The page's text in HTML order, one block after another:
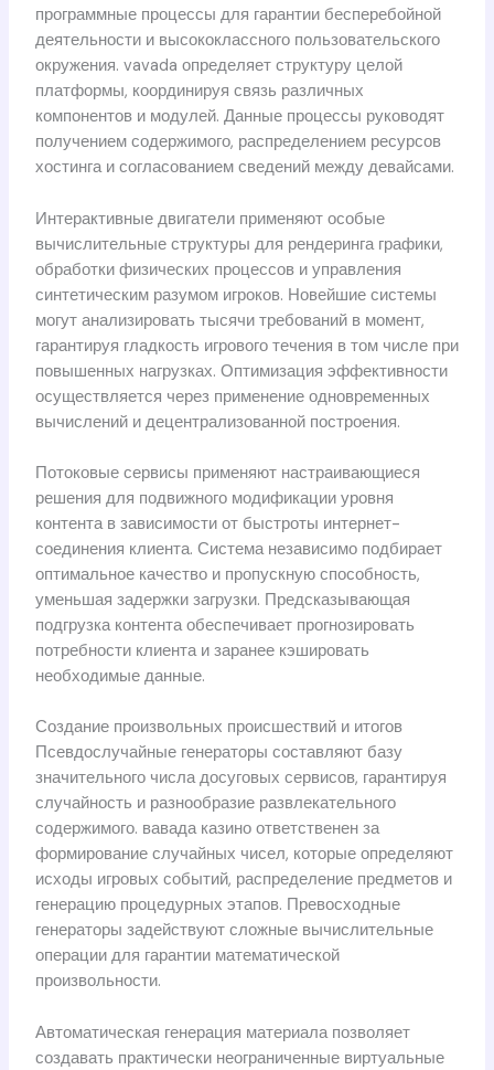
программные процессы для гарантии бесперебойной
деятельности и высококлассного пользовательского
окружения. vavada определяет структуру целой
платформы, координируя связь различных
компонентов и модулей. Данные процессы руководят
получением содержимого, распределением ресурсов
хостинга и согласованием сведений между девайсами.
Интерактивные двигатели применяют особые
вычислительные структуры для рендеринга графики,
обработки физических процессов и управления
синтетическим разумом игроков. Новейшие системы
могут анализировать тысячи требований в момент,
гарантируя гладкость игрового течения в том числе при
повышенных нагрузках. Оптимизация эффективности
осуществляется через применение одновременных
вычислений и децентрализованной построения.
Потоковые сервисы применяют настраивающиеся
решения для подвижного модификации уровня
контента в зависимости от быстроты интернет-
соединения клиента. Система независимо подбирает
оптимальное качество и пропускную способность,
уменьшая задержки загрузки. Предсказывающая
подгрузка контента обеспечивает прогнозировать
потребности клиента и заранее кэшировать
необходимые данные.
Создание произвольных происшествий и итогов
Псевдослучайные генераторы составляют базу
значительного числа досуговых сервисов, гарантируя
случайность и разнообразие развлекательного
содержимого. вавада казино ответственен за
формирование случайных чисел, которые определяют
исходы игровых событий, распределение предметов и
генерацию процедурных этапов. Превосходные
генераторы задействуют сложные вычислительные
операции для гарантии математической
произвольности.
Автоматическая генерация материала позволяет
создавать практически неограниченные виртуальные